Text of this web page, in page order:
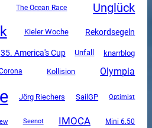
The Ocean Race Unglück
Kieler Woche Rekordsegeln
35. America's Cup Unfall knarrblog
Kollision Olympia
Jörg Riechers SailGP Optimist
Seenot IMOCA Mini 6.50